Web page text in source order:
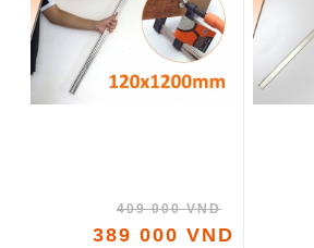
409 000 VND
389 000 VND